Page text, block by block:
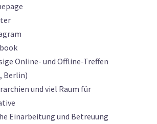
Online- und Offline-Treffen
Berlin)
und viel Raum für
Einarbeitung und Betreuung